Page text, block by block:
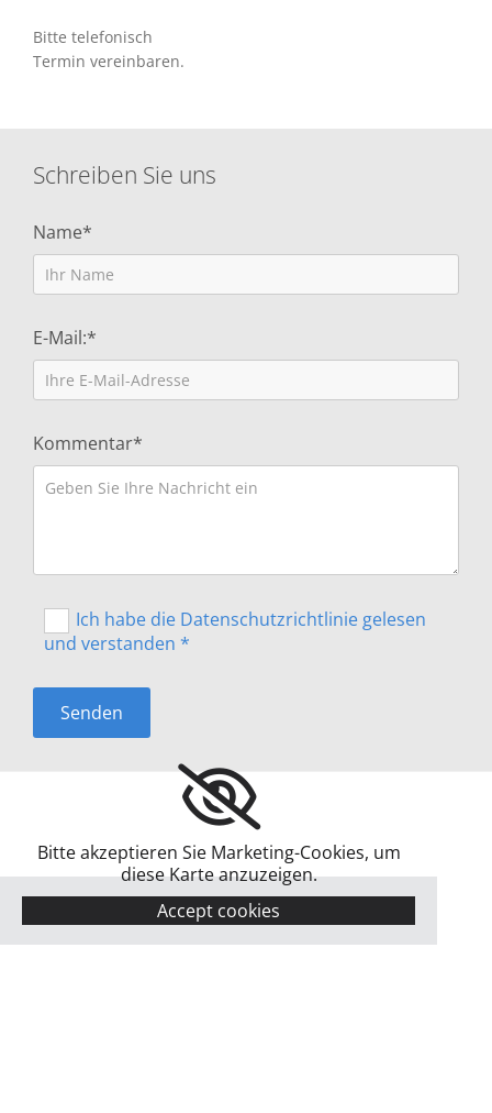
Bitte telefonisch
Termin vereinbaren.
Schreiben Sie uns
Name*
E-Mail:*
Kommentar*
Ich habe die Datenschutzrichtlinie gelesen
und verstanden *
Bitte akzeptieren Sie Marketing-Cookies, um
diese Karte anzuzeigen.
Accept cookies